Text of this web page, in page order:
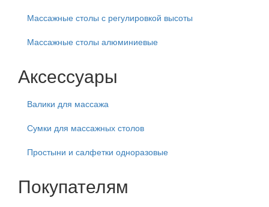
Массажные столы с регулировкой высоты
Массажные столы алюминиевые
Аксессуары
Валики для массажа
Сумки для массажных столов
Простыни и салфетки одноразовые
Покупателям